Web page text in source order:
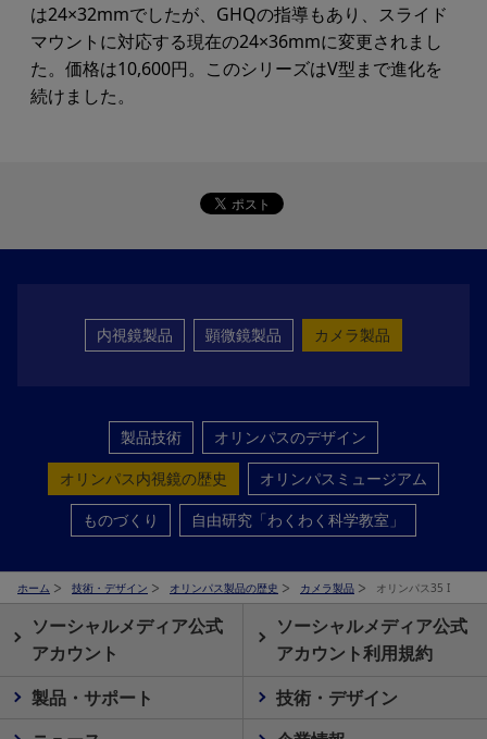
は24×32mmでしたが、GHQの指導もあり、スライド
マウントに対応する現在の24×36mmに変更されまし
た。価格は10,600円。このシリーズはV型まで進化を
続けました。
内視鏡製品 顕微鏡製品 カメラ製品
製品技術
オリンパスのデザイン
オリンパス内視鏡の歴史
オリンパスミュージアム
ものづくり
自由研究「わくわく科学教室」
ホーム 技術・デザイン オリンパス製品の歴史 カメラ製品 オリンパス35 I
ソーシャルメディア公式
アカウント
ソーシャルメディア公式
アカウント利用規約
製品・サポート
技術・デザイン